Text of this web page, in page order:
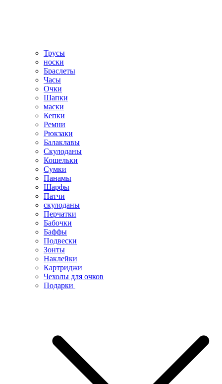
Трусы
носки
Браслеты
Часы
Очки
Шапки
маски
Кепки
Ремни
Рюкзаки
Балаклавы
Скулоданы
Кошельки
Сумки
Панамы
Шарфы
Патчи
скулоданы
Перчатки
Бабочки
Баффы
Подвески
Зонты
Наклейки
Картриджи
Чехолы для очков
Подарки